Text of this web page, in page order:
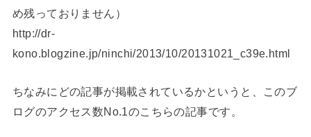
め残っておりません）
http://dr-
kono.blogzine.jp/ninchi/2013/10/20131021_c39e.html
ちなみにどの記事が掲載されているかというと、このブ
ログのアクセス数No.1のこちらの記事です。